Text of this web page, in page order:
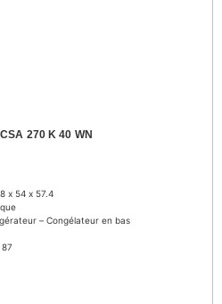
270 K 40 WN
x 54 x 57.4
– Congélateur en bas